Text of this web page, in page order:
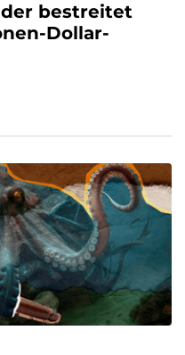
bestreitet
Dollar-